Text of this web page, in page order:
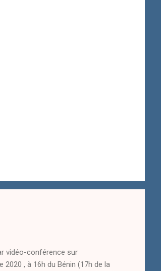
vidéo-conférence sur
2020 , à 16h du Bénin (17h de la